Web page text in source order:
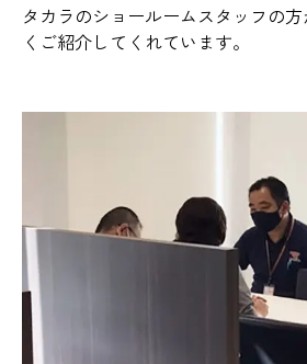
タカラのショールームスタッフの
くご紹介してくれています。